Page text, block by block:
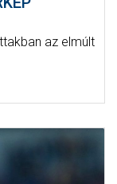
az elmúlt